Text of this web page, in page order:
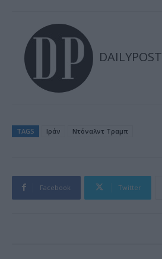
DAILYPOST
TAGS Ιράν Ντόναλντ Τραμπ
Facebook Twitter